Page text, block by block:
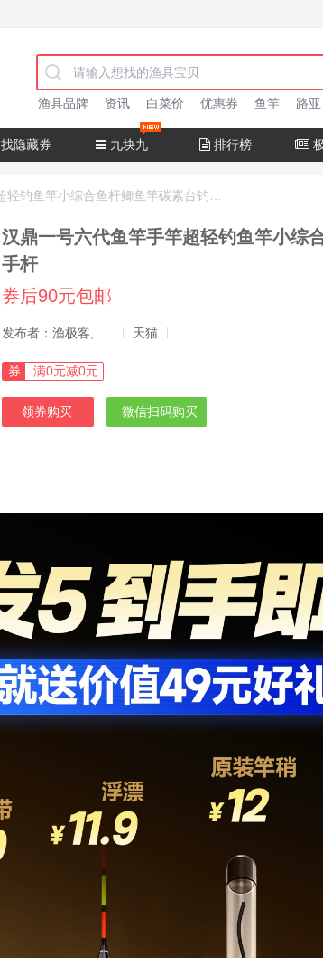
渔具品牌 资讯 白菜价 优惠券 鱼竿 路亚
找隐藏券 九块九 排行榜
汉鼎一号六代鱼竿手竿超轻钓鱼竿小综
手杆
券后90元包邮
天猫
券 满0元减0元
领券购买 微信扫码购买